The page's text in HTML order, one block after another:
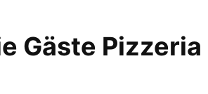
Gäste Pizzeria